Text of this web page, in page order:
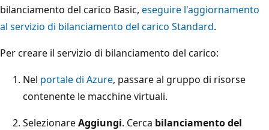
bilanciamento del carico Basic, eseguire l'aggiornamento
al servizio di bilanciamento del carico Standard.
Per creare il servizio di bilanciamento del carico:
Nel portale di Azure, passare al gruppo di risorse
contenente le macchine virtuali.
SelezionareAggiungi. Cerca bilanciamento del